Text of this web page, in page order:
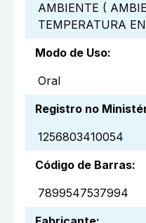
AMBIENTE (
TEMPERATURA
Modo de Uso:
Oral
Registro no
1256803410054
Código de Barras:
7899547537994